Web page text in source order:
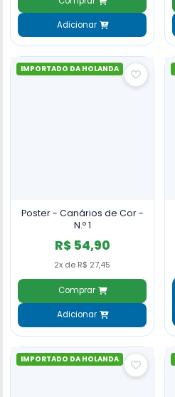
Adicionar
IMPORTADO DA HOLANDA
Poster - Canários de Cor -
N.º 1
R$ 54,90
2x de R$ 27,45
Comprar
Adicionar
IMPORTADO DA HOLANDA